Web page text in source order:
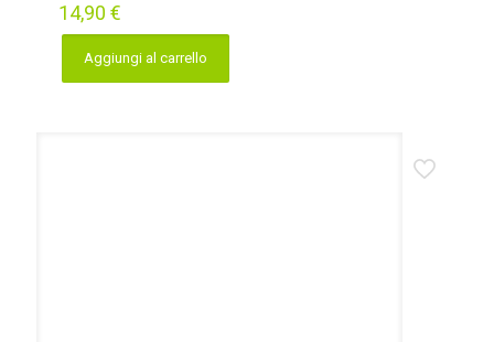
14,90 €
Aggiungi al carrello